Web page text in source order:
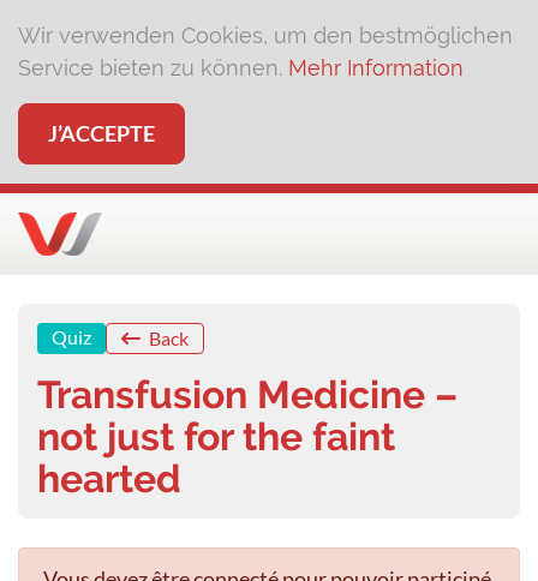
Wir verwenden Cookies, um den bestmöglichen
Service bieten zu können. Mehr Information
J’ACCEPTE
Quiz Back
Transfusion Medicine –
not just for the faint
hearted